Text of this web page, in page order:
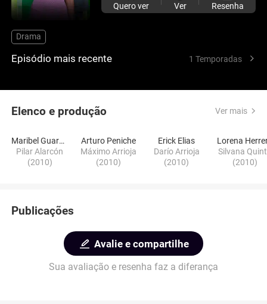
Quero ver Ver Resenha
Drama
Episódio mais recente 1 Temporadas
Elenco e produção Ver mais
Maribel Guardia
Pilar Alarcón
(2010)
Arturo Peniche
Máximo Arrioja
(2010)
Erick Elias
Darío Arrioja
(2010)
Lorena
Silvana
(2010)
Publicações
Avalie e compartilhe
Sua avaliação e resenha faz a diferança